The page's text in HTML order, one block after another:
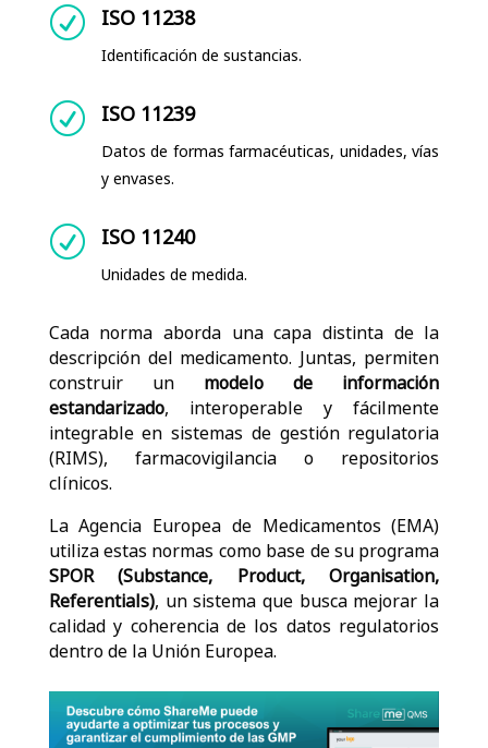
R ISO 11238
Identificación de sustancias.
R ISO 11239
Datos de formas farmacéuticas, unidades, vías
y envases.
R ISO 11240
Unidades de medida.
Cada norma aborda una capa distinta de la
descripción del medicamento. Juntas, permiten
construir un modelo de información
estandarizado, interoperable y fácilmente
integrable en sistemas de gestión regulatoria
(RIMS), farmacovigilancia o repositorios
clínicos.
La Agencia Europea de Medicamentos (EMA)
utiliza estas normas como base de su programa
SPOR (Substance, Product, Organisation,
Referentials), un sistema que busca mejorar la
calidad y coherencia de los datos regulatorios
dentro de la Unión Europea.